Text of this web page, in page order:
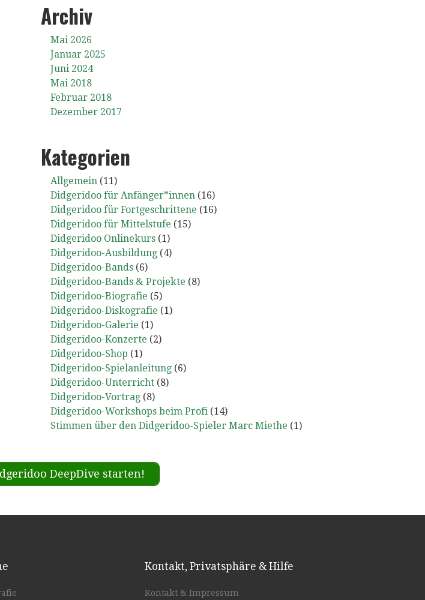
Archiv
Mai 2026
Januar 2025
Juni 2024
Mai 2018
Februar 2018
Dezember 2017
Kategorien
Allgemein (11)
Didgeridoo für Anfänger*innen (16)
Didgeridoo für Fortgeschrittene (16)
Didgeridoo für Mittelstufe (15)
Didgeridoo Onlinekurs (1)
Didgeridoo-Ausbildung (4)
Didgeridoo-Bands (6)
Didgeridoo-Bands & Projekte (8)
Didgeridoo-Biografie (5)
Didgeridoo-Diskografie (1)
Didgeridoo-Galerie (1)
Didgeridoo-Konzerte (2)
Didgeridoo-Shop (1)
Didgeridoo-Spielanleitung (6)
Didgeridoo-Unterricht (8)
Didgeridoo-Vortrag (8)
Didgeridoo-Workshops beim Profi (14)
Stimmen über den Didgeridoo-Spieler Marc Miethe (1)
DeepDive starten!
Kontakt, Privatsphäre & Hilfe
Kontakt & Impressum